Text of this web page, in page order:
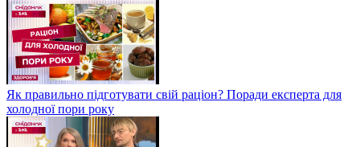
Як правильно підготувати свій раціон? Поради експерта для
холодної пори року